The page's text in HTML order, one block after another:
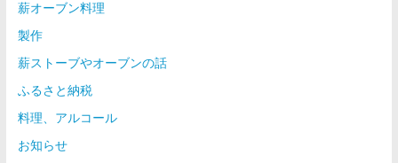
薪オーブン料理
製作
薪ストーブやオーブンの話
ふるさと納税
料理、アルコール
お知らせ